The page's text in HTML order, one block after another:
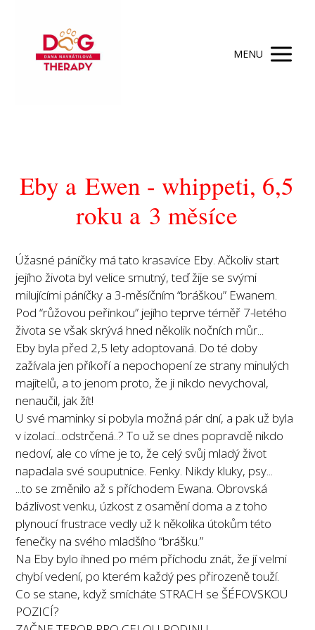
MENU
Eby a Ewen - whippeti, 6,5
roku a 3 měsíce
Úžasné páníčky má tato krasavice Eby. Ačkoliv start
jejího života byl velice smutný, teď žije se svými
milujícími páníčky a 3-měsíčním “bráškou” Ewanem.
Pod “růžovou peřinkou” jejího teprve téměř 7-letého
života se však skrývá hned několik nočních můr...
Eby byla před 2,5 lety adoptovaná. Do té doby
zažívala jen příkoří a nepochopení ze strany minulých
majitelů, a to jenom proto, že ji nikdo nevychoval,
nenaučil, jak žít!
U své maminky si pobyla možná pár dní, a pak už byla
v izolaci...odstrčená..? To už se dnes popravdě nikdo
nedoví, ale co víme je to, že celý svůj mladý život
napadala své souputnice. Fenky. Nikdy kluky, psy...
...to se změnilo až s příchodem Ewana. Obrovská
bázlivost venku, úzkost z osamění doma a z toho
plynoucí frustrace vedly už k několika útokům této
fenečky na svého mladšího “brášku.”
Na Eby bylo ihned po mém příchodu znát, že jí velmi
chybí vedení, po kterém každý pes přirozeně touží.
Co se stane, když smícháte STRACH se ŠÉFOVSKOU
POZICÍ?